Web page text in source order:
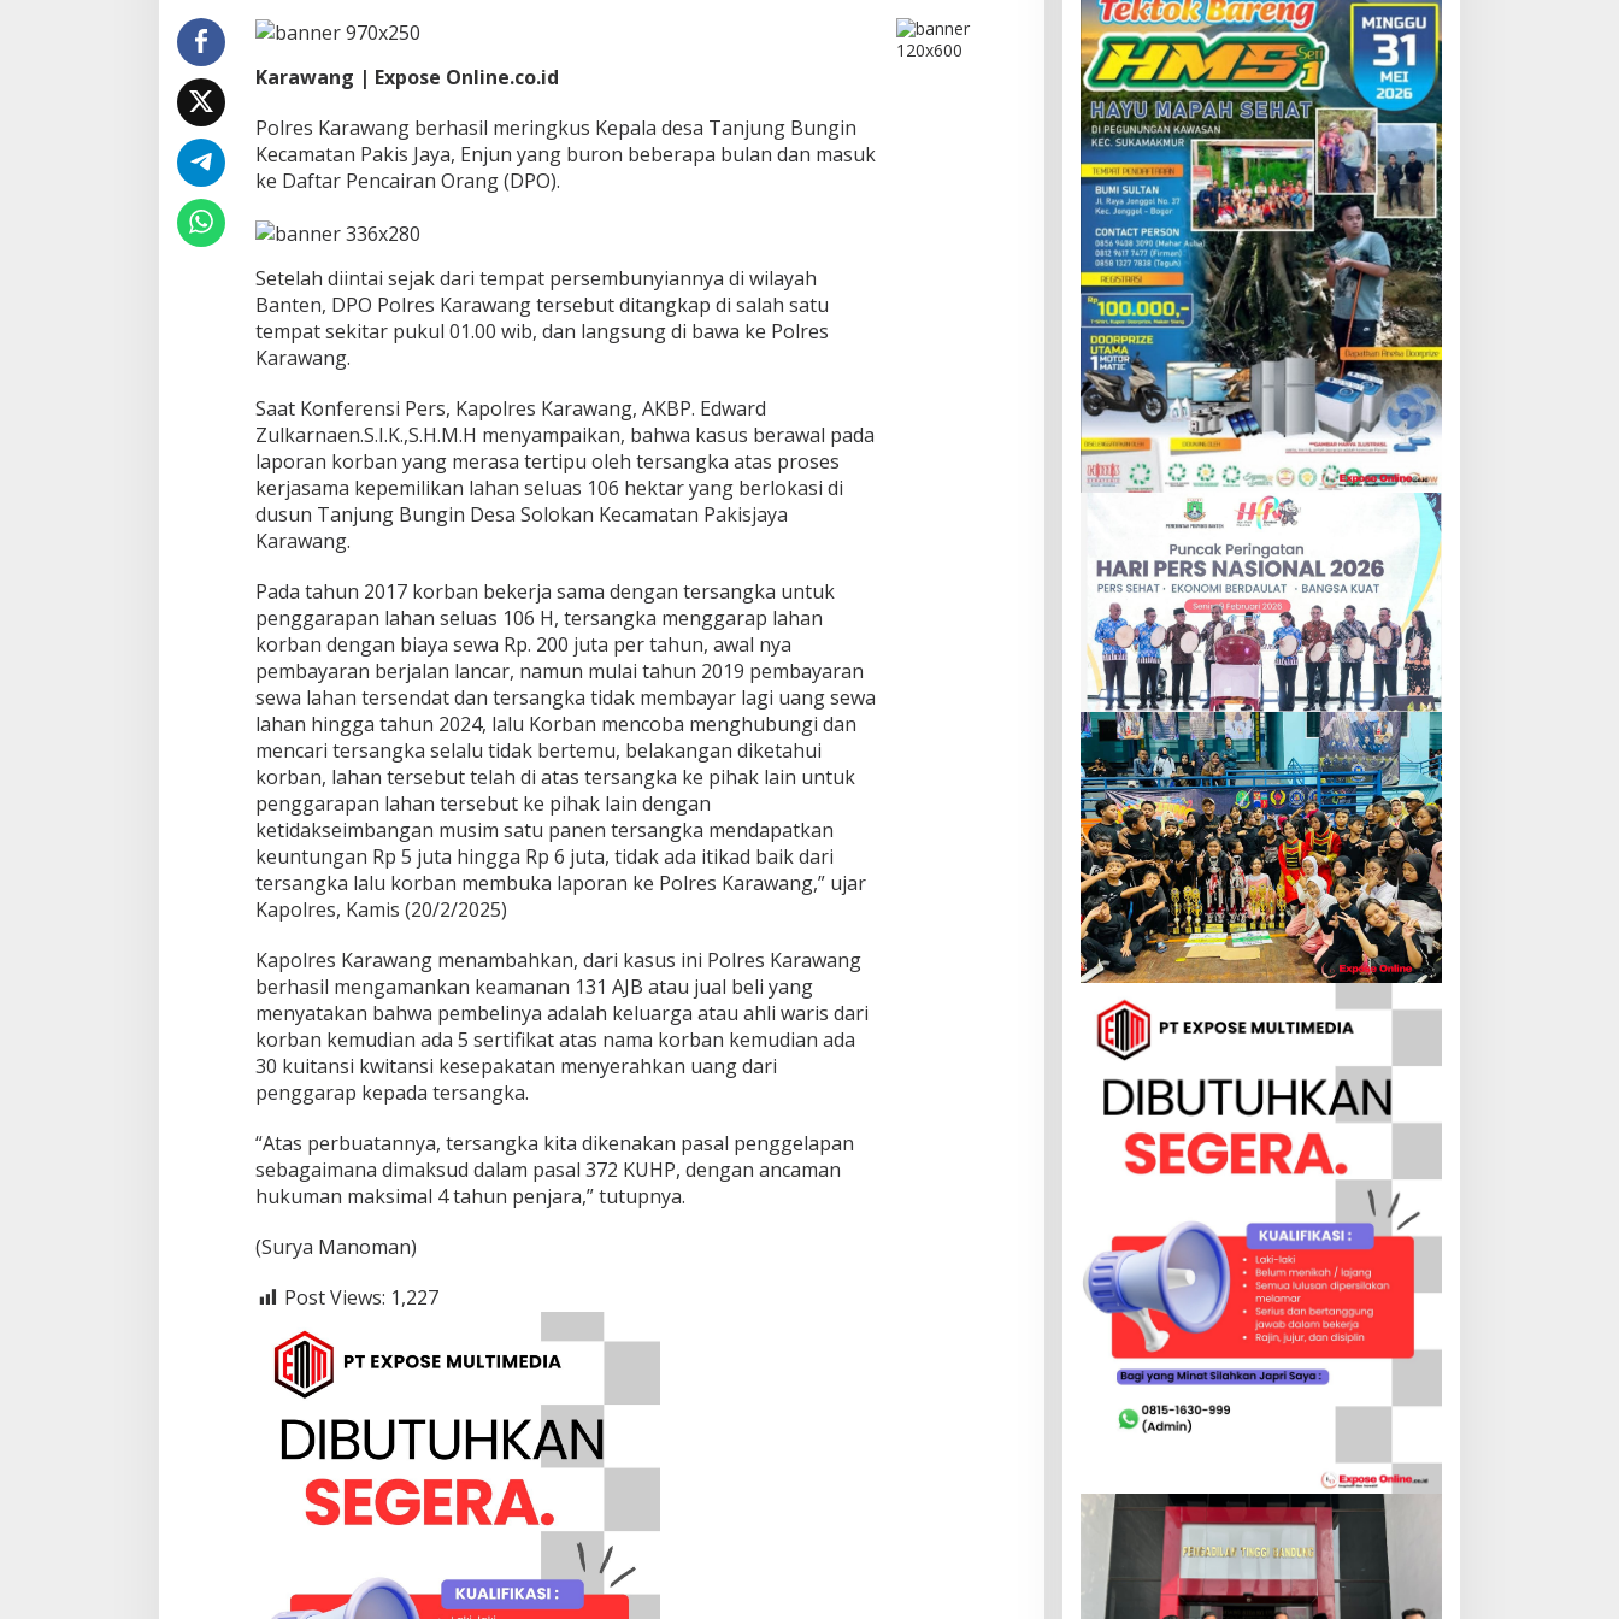
e
h
a
s
r
i
n
s
S
a
R
e
r
i
m
P
o
l
r
e
s
K
a
r
a
w
a
n
Karawang | Expose Online.co.id
Polres Karawang berhasil meringkus Kepala desa Tanjung Bungin
Kecamatan Pakis Jaya, Enjun yang buron beberapa bulan dan masuk
ke Daftar Pencairan Orang (DPO).
Setelah diintai sejak dari tempat persembunyiannya di wilayah
Banten, DPO Polres Karawang tersebut ditangkap di salah satu
tempat sekitar pukul 01.00 wib, dan langsung di bawa ke Polres
Karawang.
Saat Konferensi Pers, Kapolres Karawang, AKBP. Edward
Zulkarnaen.S.I.K.,S.H.M.H menyampaikan, bahwa kasus berawal pada
laporan korban yang merasa tertipu oleh tersangka atas proses
kerjasama kepemilikan lahan seluas 106 hektar yang berlokasi di
dusun Tanjung Bungin Desa Solokan Kecamatan Pakisjaya
Karawang.
Pada tahun 2017 korban bekerja sama dengan tersangka untuk
penggarapan lahan seluas 106 H, tersangka menggarap lahan
korban dengan biaya sewa Rp. 200 juta per tahun, awal nya
pembayaran berjalan lancar, namun mulai tahun 2019 pembayaran
sewa lahan tersendat dan tersangka tidak membayar lagi uang sewa
lahan hingga tahun 2024, lalu Korban mencoba menghubungi dan
mencari tersangka selalu tidak bertemu, belakangan diketahui
korban, lahan tersebut telah di atas tersangka ke pihak lain untuk
penggarapan lahan tersebut ke pihak lain dengan
ketidakseimbangan musim satu panen tersangka mendapatkan
keuntungan Rp 5 juta hingga Rp 6 juta, tidak ada itikad baik dari
tersangka lalu korban membuka laporan ke Polres Karawang,” ujar
Kapolres, Kamis (20/2/2025)
Kapolres Karawang menambahkan, dari kasus ini Polres Karawang
berhasil mengamankan keamanan 131 AJB atau jual beli yang
menyatakan bahwa pembelinya adalah keluarga atau ahli waris dari
korban kemudian ada 5 sertifikat atas nama korban kemudian ada
30 kuitansi kwitansi kesepakatan menyerahkan uang dari
penggarap kepada tersangka.
“Atas perbuatannya, tersangka kita dikenakan pasal penggelapan
sebagaimana dimaksud dalam pasal 372 KUHP, dengan ancaman
hukuman maksimal 4 tahun penjara,” tutupnya.
(Surya Manoman)
Post Views: 1,227